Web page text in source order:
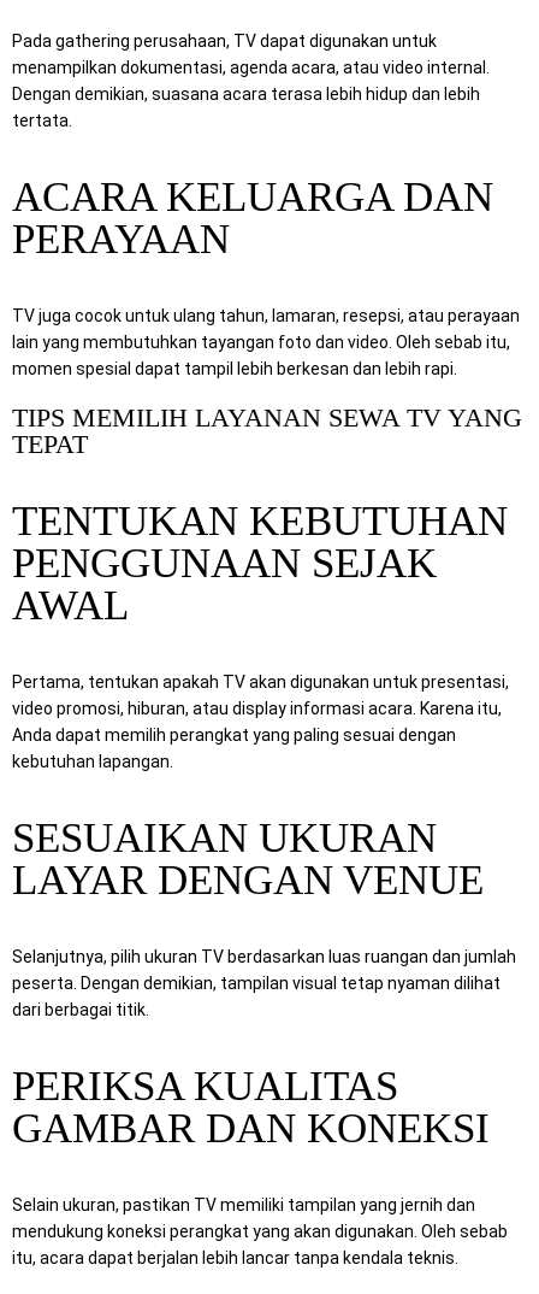
Pada gathering perusahaan, TV dapat digunakan untuk
menampilkan dokumentasi, agenda acara, atau video internal.
Dengan demikian, suasana acara terasa lebih hidup dan lebih
tertata.
ACARA KELUARGA DAN
PERAYAAN
TV juga cocok untuk ulang tahun, lamaran, resepsi, atau perayaan
lain yang membutuhkan tayangan foto dan video. Oleh sebab itu,
momen spesial dapat tampil lebih berkesan dan lebih rapi.
TIPS MEMILIH LAYANAN SEWA TV YANG
TEPAT
TENTUKAN KEBUTUHAN
PENGGUNAAN SEJAK
AWAL
Pertama, tentukan apakah TV akan digunakan untuk presentasi,
video promosi, hiburan, atau display informasi acara. Karena itu,
Anda dapat memilih perangkat yang paling sesuai dengan
kebutuhan lapangan.
SESUAIKAN UKURAN
LAYAR DENGAN VENUE
Selanjutnya, pilih ukuran TV berdasarkan luas ruangan dan jumlah
peserta. Dengan demikian, tampilan visual tetap nyaman dilihat
dari berbagai titik.
PERIKSA KUALITAS
GAMBAR DAN KONEKSI
Selain ukuran, pastikan TV memiliki tampilan yang jernih dan
mendukung koneksi perangkat yang akan digunakan. Oleh sebab
itu, acara dapat berjalan lebih lancar tanpa kendala teknis.